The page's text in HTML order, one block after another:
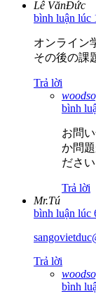
Lê VănĐức
bình luận lúc
オンライン
その後の課
Trả lời
bình
お問
か問
ださい
Trả lời
Mr.Tú
bình luận lúc
Trả lời
bình